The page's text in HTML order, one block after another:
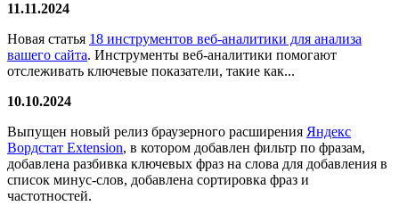
11.11.2024
Новая статья 18 инструментов веб-аналитики для анализа
вашего сайта. Инструменты веб-аналитики помогают
отслеживать ключевые показатели, такие как...
10.10.2024
Выпущен новый релиз браузерного расширения Яндекс
Вордстат Extension, в котором добавлен фильтр по фразам,
добавлена разбивка ключевых фраз на слова для добавления в
список минус-слов, добавлена сортировка фраз и
частотностей.